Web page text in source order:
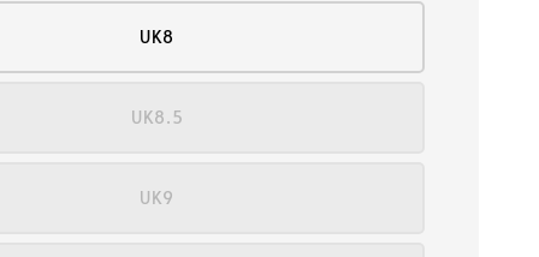
UK8
UK8.5
UK9